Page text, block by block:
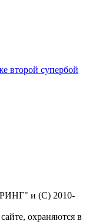
второй супербой
и (С) 2010-
охраняются в